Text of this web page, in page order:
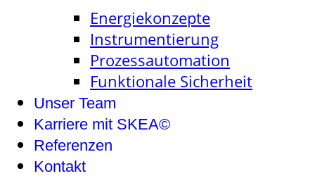
Energiekonzepte
Instrumentierung
Prozessautomation
Funktionale Sicherheit
Unser Team
Karriere mit SKEA©
Referenzen
Kontakt